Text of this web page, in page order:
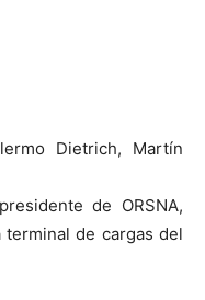
Dietrich, Martín
de ORSNA,
de cargas del